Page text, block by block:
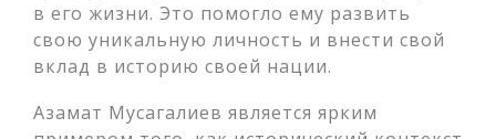
в его жизни. Это помогло ему развить
свою уникальную личность и внести свой
вклад в историю своей нации.
Азамат Мусагалиев является ярким